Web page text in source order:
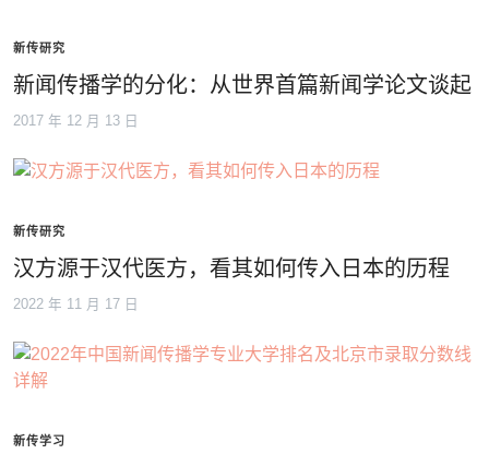
新传研究
新闻传播学的分化：从世界首篇新闻学论文谈起
2017 年 12 月 13 日
新传研究
汉方源于汉代医方，看其如何传入日本的历程
2022 年 11 月 17 日
新传学习